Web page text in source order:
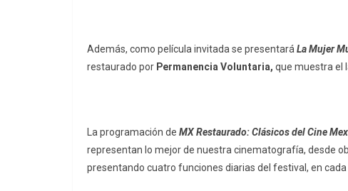
Además, como película invitada se presentará La Mujer
restaurado por Permanencia Voluntaria, que muestra el
La programación de MX Restaurado: Clásicos del Cine
representan lo mejor de nuestra cinematografía, desde
presentando cuatro funciones diarias del festival, en